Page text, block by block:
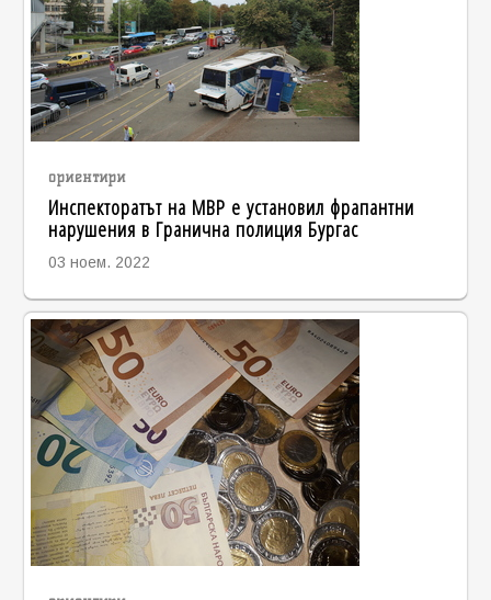
ориентири
Инспекторатът на МВР е установил фрапантни
нарушения в Гранична полиция Бургас
03 ноем. 2022